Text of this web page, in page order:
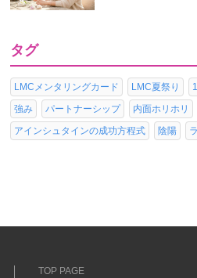
タグ
LMCメンタリングカード LMC夏祭り
強み
パートナーシップ
内面ホリホリ
アインシュタインの成功方程式
陰陽
TOP PAGE